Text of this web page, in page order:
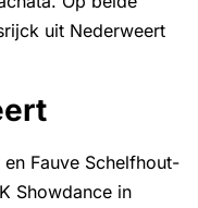
uit Nederweert
Fauve Schelfhout-
Showdance in